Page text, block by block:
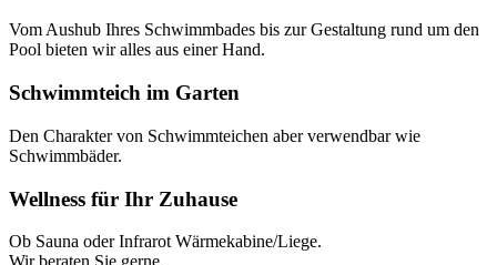
Vom Aushub Ihres Schwimmbades bis zur Gestaltung rund um den
Pool bieten wir alles aus einer Hand.
Schwimmteich im Garten
Den Charakter von Schwimmteichen aber verwendbar wie
Schwimmbäder.
Wellness für Ihr Zuhause
Ob Sauna oder Infrarot Wärmekabine/Liege.